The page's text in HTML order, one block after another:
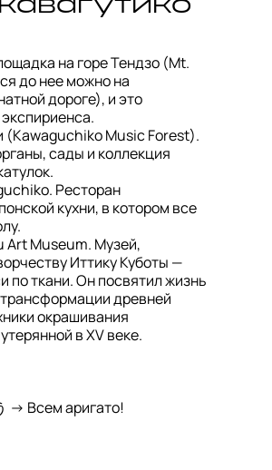
до нее можно на
дороге), и это
сады и коллекция
кухни, в котором все
Иттику Куботы —
по ткани. Он посвятил жизнь
древней
окрашивания
в XV веке.
→ Всем аригато!